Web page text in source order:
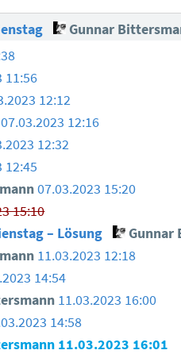
Gunnar
11:56
12:12
07.03.2023 12:16
12:32
12:45
07.03.2023 15:20
15:10
– Lösung Gunnar
11.03.2023 12:18
14:54
11.03.2023 16:00
14:58
11.03.2023 16:01